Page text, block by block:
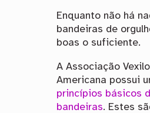
Enquanto não há
bandeiras de
boas o suficiente.
A Associação
Americana possui
princípios básicos
bandeiras. Estes